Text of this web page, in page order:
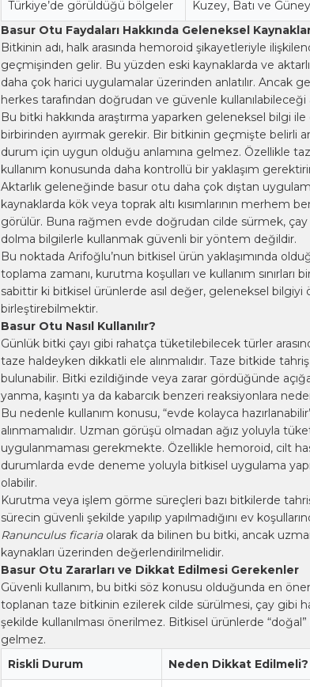
Türkiye’de görüldüğü bölgeler
Kuzey, Batı ve
Basur Otu Faydaları Hakkında Geleneksel
Bitkinin adı, halk arasında hemoroid şikayetleriyle
geçmişinden gelir. Bu yüzden eski kaynaklarda ve
daha çok harici uygulamalar üzerinden anlatılır. Ancak
herkes tarafından doğrudan ve güvenle kullanılabileceği
Bu bitki hakkında araştırma yaparken geleneksel bilgi ile
birbirinden ayırmak gerekir. Bir bitkinin geçmişte belirli
durum için uygun olduğu anlamına gelmez. Özellikle
kullanım konusunda daha kontrollü bir yaklaşım
Aktarlık geleneğinde basur otu daha çok dıştan
kaynaklarda kök veya toprak altı kısımlarının merhem
görülür. Buna rağmen evde doğrudan cilde sürmek, çay
dolma bilgilerle kullanmak güvenli bir yöntem değildir.
Bu noktada Arifoğlu’nun bitkisel ürün yaklaşımında
toplama zamanı, kurutma koşulları ve kullanım sınırları
sabittir ki bitkisel ürünlerde asıl değer, geleneksel bilgiyi
birleştirebilmektir.
Basur Otu Nasıl Kullanılır?
Günlük bitki çayı gibi rahatça tüketilebilecek türler
taze haldeyken dikkatli ele alınmalıdır. Taze bitkide
bulunabilir. Bitki ezildiğinde veya zarar gördüğünde açığa
yanma, kaşıntı ya da kabarcık benzeri reaksiyonlara
Bu nedenle kullanım konusu, “evde kolayca
alınmamalıdır. Uzman görüşü olmadan ağız yoluyla
uygulanmaması gerekmekte. Özellikle hemoroid, cilt
durumlarda evde deneme yoluyla bitkisel uygulama
olabilir.
Kurutma veya işlem görme süreçleri bazı bitkilerde
sürecin güvenli şekilde yapılıp yapılmadığını ev
Ranunculus ficariaolarak da bilinen bu bitki, ancak
kaynakları üzerinden değerlendirilmelidir.
Basur Otu Zararları ve Dikkat Edilmesi Gerekenler
Güvenli kullanım, bu bitki söz konusu olduğunda en
toplanan taze bitkinin ezilerek cilde sürülmesi, çay gibi
şekilde kullanılması önerilmez. Bitkisel ürünlerde
gelmez.
Riskli Durum
Neden Dikkat Edilmeli?